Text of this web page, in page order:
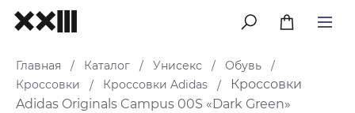
меню
Главная / Каталог / Унисекс / Обувь
/
Кроссовки
/ Кроссовки Adidas /
Кроссовки
Adidas Originals Campus 00S «Dark Green»